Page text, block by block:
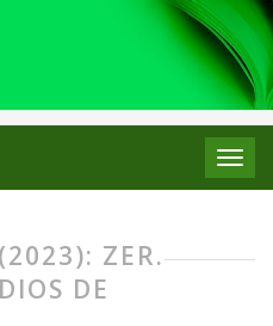
54 (2023): Zer. Revista de
ZER.
DE